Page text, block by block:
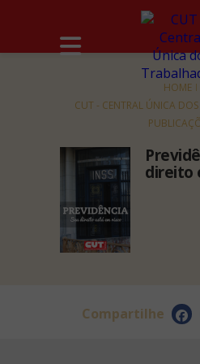
HOME
CUT - CENTRAL ÚNICA
direito
Compartilhe